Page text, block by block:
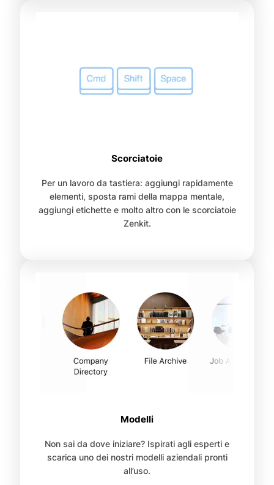
Scorciatoie
Per un lavoro da tastiera: aggiungi rapidamente
elementi, sposta rami della mappa mentale,
aggiungi etichette e molto altro con le scorciatoie
Zenkit.
Modelli
Non sai da dove iniziare? Ispirati agli esperti e
scarica uno dei nostri modelli aziendali pronti
all’uso.